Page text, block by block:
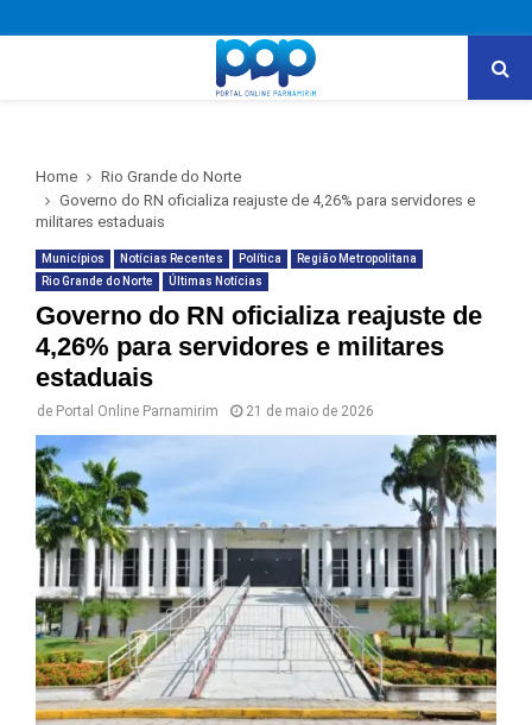
Home
Rio Grande do Norte
Governo do RN oficializa reajuste de 4,26% para servidores e
militares estaduais
Municípios Notícias Recentes Política
Região Metropolitana
Rio Grande do Norte
Últimas Notícias
Governo do RN oficializa reajuste de
4,26% para servidores e militares
estaduais
de Portal Online Parnamirim 21 de maio de 2026